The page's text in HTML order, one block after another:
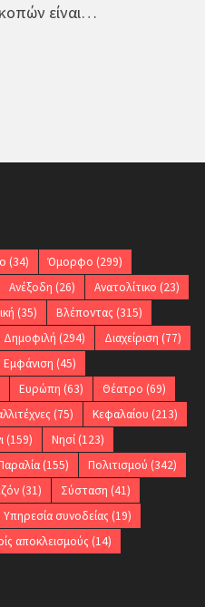
είναι…
(34) Όμορφο (299)
Ανέξοδη (26) Ανατολίτικο (23)
(35) Βλέποντας (315)
Δημοφιλή (294) Διαχείριση (77)
Εμφάνιση (45)
Ευρώπη (63) Θέατρο (69)
(75) Κεφαλαίου (213)
(159) Νησί(123)
(155) Πολιτισμού (342)
(31) Σύσταση (41)
Υπηρεσία συνοδείας (19)
αποκλεισμούς (14)